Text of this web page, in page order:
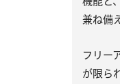
兼ね備
フリー
が限ら